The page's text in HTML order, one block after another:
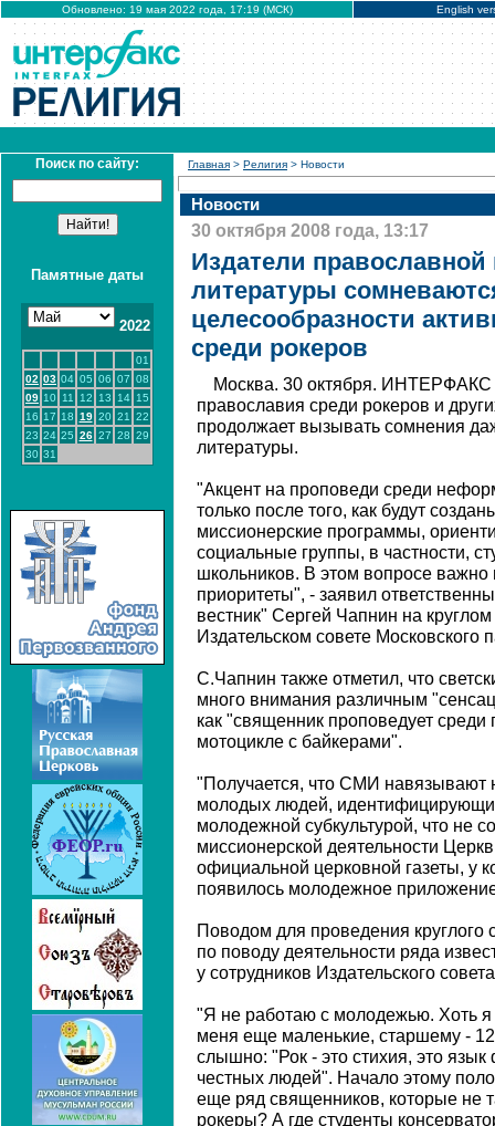
Обновлено: 19 мая 2022 года, 17:19 (МСК) English
Поиск по сайту:
Памятные даты
2022
01
02 03 04 05 06 07 08
09 10 11 12 13 14 15
16 17 18 19 20 21
22
23 24 25 26 27 28 29
30 31
Главная > Религия > Новости
Новости
30 октября 2008 года, 13:17
Издатели
литературы
целесообразности
среди рокеров
Москва. 30 октября. ИНТЕРФАКС
православия среди рокеров и
продолжает вызывать сомнения
литературы.
"Акцент на проповеди среди
только после того, как будут
миссионерские программы,
социальные группы, в частности,
школьников. В этом вопросе важно
приоритеты", - заявил
вестник" Сергей Чапнин на
Издательском совете Московского
С.Чапнин также отметил, что
много внимания различным
как "священник проповедует
мотоцикле с байкерами".
"Получается, что СМИ навязывают
молодых людей,
молодежной субкультурой, что не
миссионерской деятельности
официальной церковной газеты, у
появилось молодежное
Поводом для проведения круглого
по поводу деятельности ряда
у сотрудников Издательского
"Я не работаю с молодежью. Хоть я
меня еще маленькие, старшему -
слышно: "Рок - это стихия, это
честных людей". Начало этому
еще ряд священников, которые не
рокеры? А где студенты